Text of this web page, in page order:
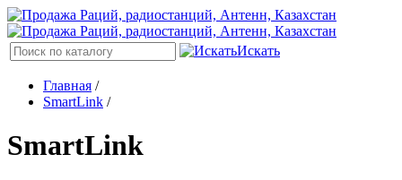
Искать
Главная /
SmartLink /
SmartLink